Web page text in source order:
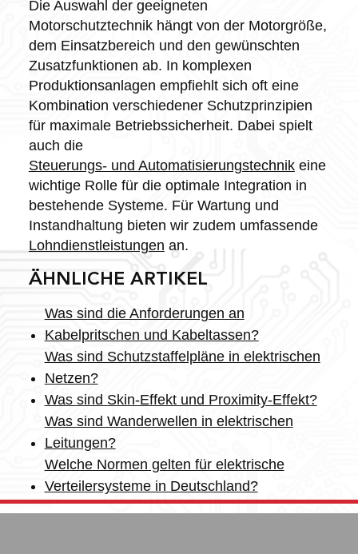
Die Auswahl der geeigneten
Motorschutztechnik hängt von der Motorgröße,
dem Einsatzbereich und den gewünschten
Zusatzfunktionen ab. In komplexen
Produktionsanlagen empfiehlt sich oft eine
Kombination verschiedener Schutzprinzipien
für maximale Betriebssicherheit. Dabei spielt
auch die
Steuerungs- und Automatisierungstechnikeine
wichtige Rolle für die optimale Integration in
bestehende Systeme. Für Wartung und
Instandhaltung bieten wir zudem umfassende
Lohndienstleistungen an.
ÄHNLICHE ARTIKEL
Was sind die Anforderungen an
Kabelpritschen und Kabeltassen?
Was sind Schutzstaffelpläne in elektrischen
Netzen?
Was sind Skin-Effekt und Proximity-Effekt?
Was sind Wanderwellen in elektrischen
Leitungen?
Welche Normen gelten für elektrische
Verteilersysteme in Deutschland?